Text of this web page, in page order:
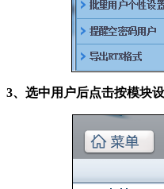
3、选中用户后点击按模块